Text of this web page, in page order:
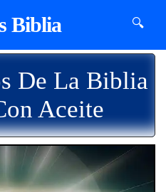
Biblia 🔍
De La Biblia
Aceite